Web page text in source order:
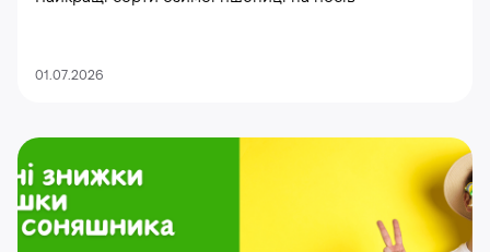
01.07.2026